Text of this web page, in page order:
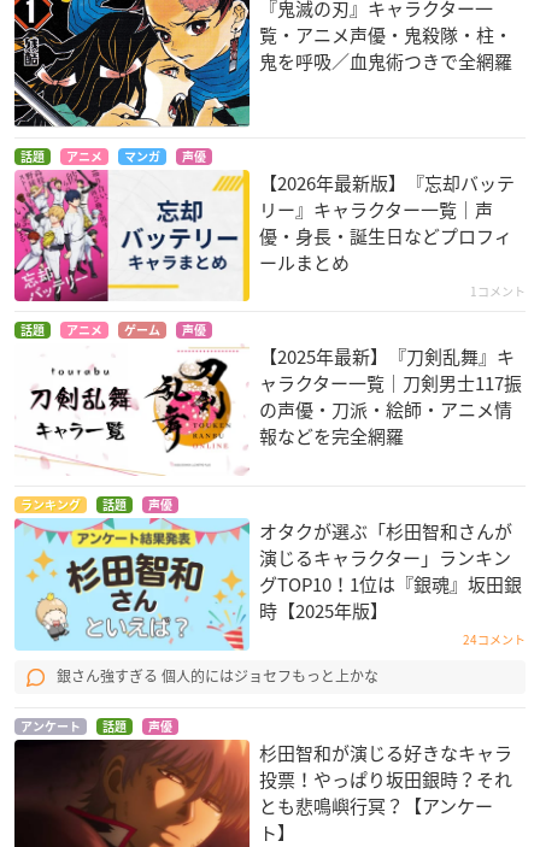
うたの☆プリンスさ
まっ♪マジLOVEレジ
ェンドスター
レイジング鳳
PERSONA5 THE ANI
MATION THE DAY
BREAKERS
喜多川祐介
ダンガンロンパ3 -Th
e End of 希望ヶ峰学
美男高校地球防衛部
LOVE！LOVE！
箱根強羅
溝口渉
トム=シュレッドフィ
ールド
初恋モンスター
三宮銀次郎
D.Gray-man HALLO
W
リーバー・ウェンハ
マギ シンドバッドの
ドラコーン
『鬼滅の刃』キャラクター一
覧・アニメ声優・鬼殺隊・柱・
鬼を呼吸／血鬼術つきで全網羅
話題 アニメ マンガ 声優
【2026年最新版】『忘却バッテ
リー』キャラクター一覧｜声
優・身長・誕生日などプロフィ
ールまとめ
1コメント
話題 アニメ ゲーム 声優
【2025年最新】『刀剣乱舞』キ
ャラクター一覧｜刀剣男士117振
の声優・刀派・絵師・アニメ情
報などを完全網羅
ランキング 話題 声優
オタクが選ぶ「杉田智和さんが
演じるキャラクター」ランキン
グTOP10！1位は『銀魂』坂田銀
時【2025年版】
24コメント
銀さん強すぎる 個人的にはジョセフもっと上かな
アンケート 話題 声優
杉田智和が演じる好きなキャラ
投票！やっぱり坂田銀時？それ
とも悲鳴嶼行冥？【アンケー
ト】